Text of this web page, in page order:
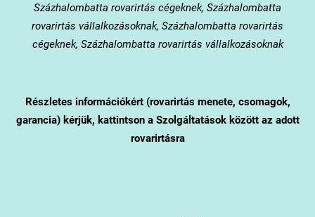
Százhalombatta rovarirtás cégeknek, Százhalombatta
rovarirtás vállalkozásoknak, Százhalombatta rovarirtás
cégeknek, Százhalombatta rovarirtás vállalkozásoknak
Részletes információkért (rovarirtás menete, csomagok,
garancia) kérjük, kattintson a Szolgáltatások között az adott
rovarirtásra